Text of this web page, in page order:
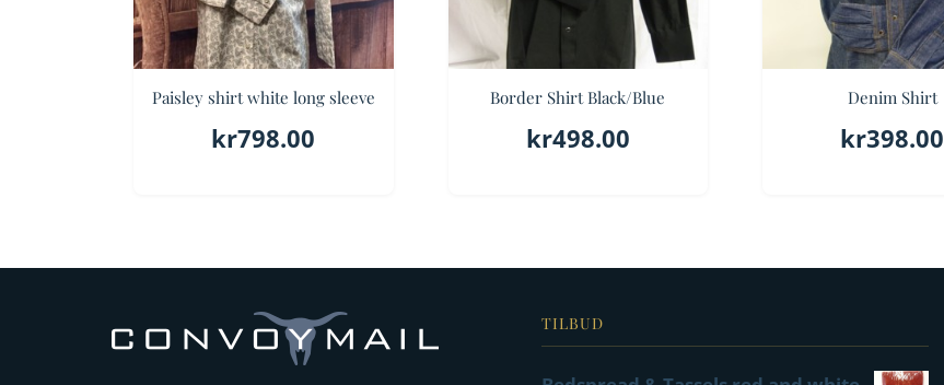
Paisley shirt white long sleeve
kr798.00
Border Shirt Black/Blue
kr498.00
Denim Shirt
kr398.00
TILBUD